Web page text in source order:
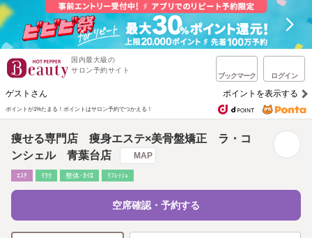
国内最大級の
サロン予約サイト
ブックマーク ログイン
ゲストさん ポイントを表示する
ポイントが1%たまる！ ポイントはサロン予約でつかえる！
痩せる専門店 痩身エステ×美骨盤矯正 ラ・コ
ンシェル 青葉台店
MAP
ｴｽﾃ ﾘﾗｸ 整体･ｶｲﾛ ﾘﾌﾚｯｼｭ
空席確認・予約する